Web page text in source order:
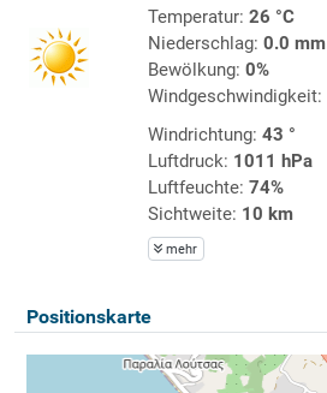
Temperatur: 26 °C
Niederschlag: 0.0 mm
Bewölkung: 0%
Windgeschwindigkeit:
Windrichtung: 43 °
Luftdruck: 1011 hPa
Luftfeuchte: 74%
Sichtweite: 10 km
mehr
Positionskarte